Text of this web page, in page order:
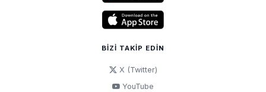
BIZI TAKIP EDIN
X (Twitter)
YouTube